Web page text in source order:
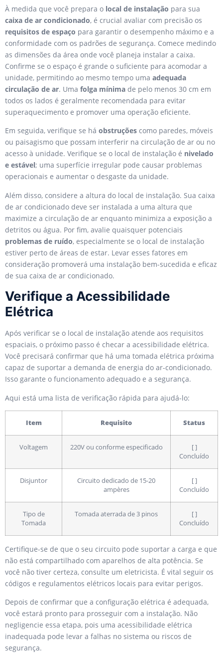
À medida que você prepara o local de instalação para sua
caixa de ar condicionado, é crucial avaliar com precisão os
requisitos de espaço para garantir o desempenho máximo e a
conformidade com os padrões de segurança. Comece medindo
as dimensões da área onde você planeja instalar a caixa.
Confirme se o espaço é grande o suficiente para acomodar a
unidade, permitindo ao mesmo tempo uma adequada
circulação de ar. Uma folga mínima de pelo menos 30 cm em
todos os lados é geralmente recomendada para evitar
superaquecimento e promover uma operação eficiente.
Em seguida, verifique se há obstruções como paredes, móveis
ou paisagismo que possam interferir na circulação de ar ou no
acesso à unidade. Verifique se o local de instalação é nivelado
e estável; uma superfície irregular pode causar problemas
operacionais e aumentar o desgaste da unidade.
Além disso, considere a altura do local de instalação. Sua caixa
de ar condicionado deve ser instalada a uma altura que
maximize a circulação de ar enquanto minimiza a exposição a
detritos ou água. Por fim, avalie quaisquer potenciais
problemas de ruído, especialmente se o local de instalação
estiver perto de áreas de estar. Levar esses fatores em
consideração promoverá uma instalação bem-sucedida e eficaz
de sua caixa de ar condicionado.
Verifique a Acessibilidade
Elétrica
Após verificar se o local de instalação atende aos requisitos
espaciais, o próximo passo é checar a acessibilidade elétrica.
Você precisará confirmar que há uma tomada elétrica próxima
capaz de suportar a demanda de energia do ar-condicionado.
Isso garante o funcionamento adequado e a segurança.
Aqui está uma lista de verificação rápida para ajudá-lo:
Item Requisito Status
Voltagem 220V ou conforme especificado
[ ]
Concluído
Disjuntor
Circuito dedicado de 15-20
ampères
[ ]
Concluído
Tipo de
Tomada
Tomada aterrada de 3 pinos
[ ]
Concluído
Certifique-se de que o seu circuito pode suportar a carga e que
não está compartilhado com aparelhos de alta potência. Se
você não tiver certeza, consulte um eletricista. É vital seguir os
códigos e regulamentos elétricos locais para evitar perigos.
Depois de confirmar que a configuração elétrica é adequada,
você estará pronto para prosseguir com a instalação. Não
negligencie essa etapa, pois uma acessibilidade elétrica
inadequada pode levar a falhas no sistema ou riscos de
segurança.